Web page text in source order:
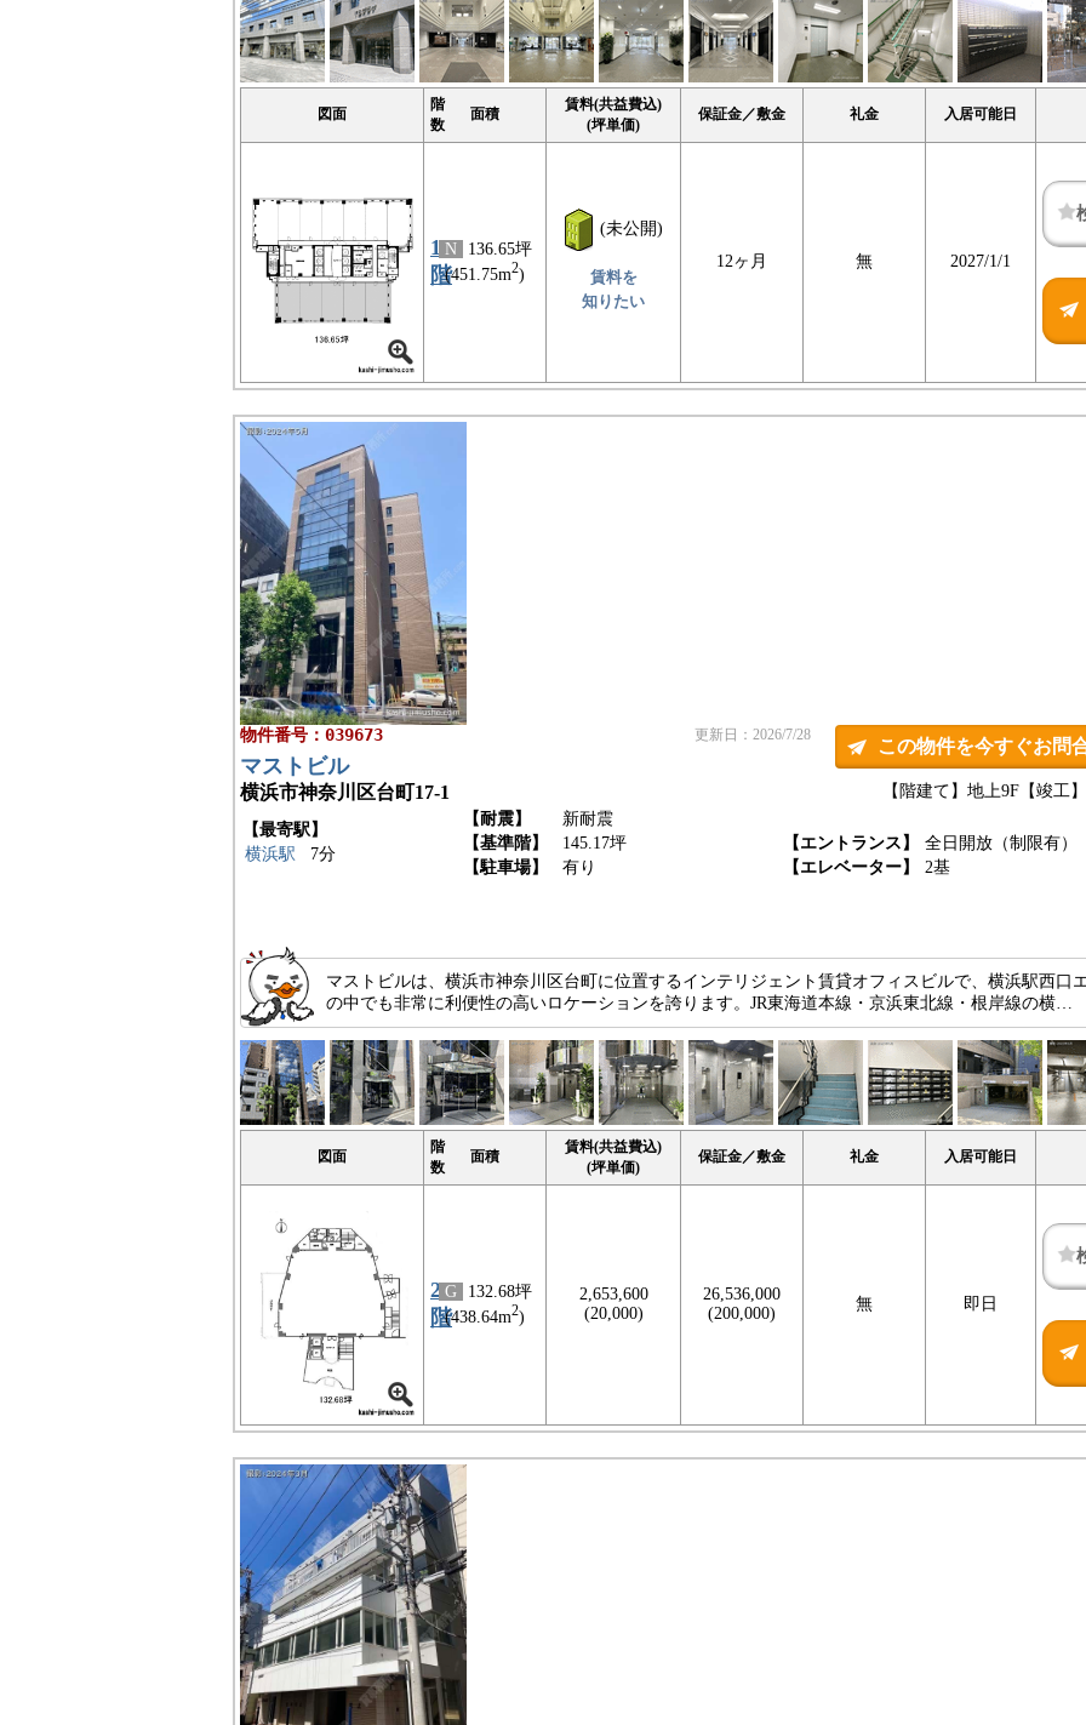
図面
階
数
面積
賃料(共益費込)
(坪単価)
保証金／敷金 礼金 入居可能日
13
階
N
136.65坪
(451.75m2)
(未公開)
賃料を
知りたい
12ヶ月 無 2027/1/1
物件番号：039673 更新日：2026/7/28
この物件を今すぐお問
マストビル
横浜市神奈川区台町17-1 【竣工
【階建て】地上9F
【最寄駅】
横浜駅
7分
【耐震】
新耐震
【基準階】
145.17坪 【エントランス】
全日開放（制限有）
【駐車場】
有り 【エレベーター】 2基
マストビルは、横浜市神奈川区台町に位置するインテリジェント賃貸オフィスビルで、横浜駅西口
の中でも非常に利便性の高いロケーションを誇ります。JR東海道本線・京浜東北線・根岸線の横…
図面
階
数
面積
賃料(共益費込)
(坪単価)
保証金／敷金 礼金 入居可能日
2
階
G
132.68坪
(438.64m2)
2,653,600
(20,000)
26,536,000
(200,000)
無 即日